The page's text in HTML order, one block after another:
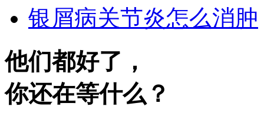
银屑病关节炎怎么消肿
他们都好了，
你还在等什么？